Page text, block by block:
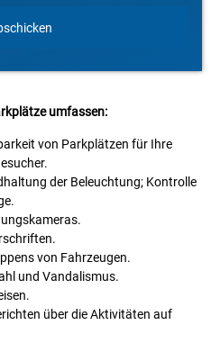
umfassen:
von Parkplätzen für Ihre
der Beleuchtung; Kontrolle
von Fahrzeugen.
und Vandalismus.
über die Aktivitäten auf